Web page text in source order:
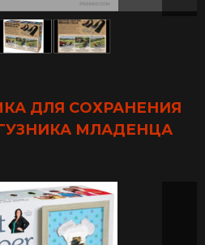
ДЛЯ СОХРАНЕНИЯ
МЛАДЕНЦА